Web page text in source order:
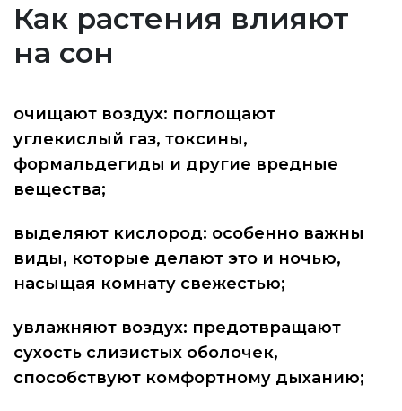
Как растения влияют
на сон
очищают воздух: поглощают
углекислый газ, токсины,
формальдегиды и другие вредные
вещества;
выделяют кислород: особенно важны
виды, которые делают это и ночью,
насыщая комнату свежестью;
увлажняют воздух: предотвращают
сухость слизистых оболочек,
способствуют комфортному дыханию;